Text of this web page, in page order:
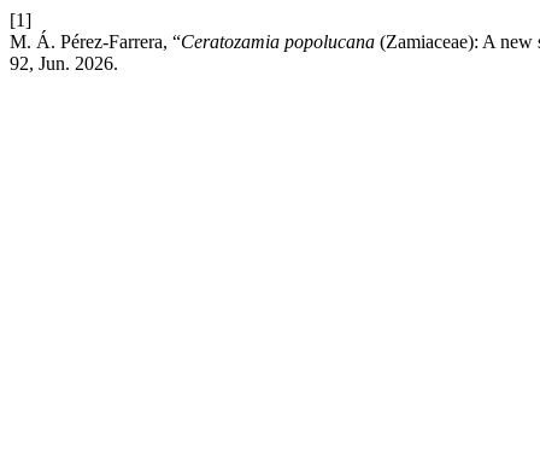
[1]
M. Á. Pérez-Farrera, “Ceratozamia popolucana (Zamiaceae): A
92, Jun. 2026.